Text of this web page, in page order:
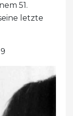
51.
letzte